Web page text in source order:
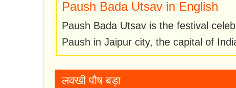
Paush Bada Utsav in English
Paush Bada Utsav is the festival
Paush in Jaipur city, the capital of
लक्खी पौष बड़ा